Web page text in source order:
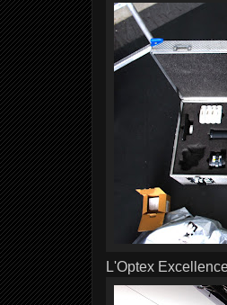
L'Optex